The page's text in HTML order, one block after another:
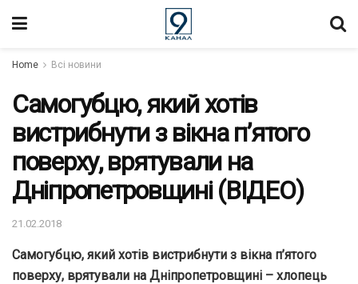
Home Всі новини
Самогубцю, який хотів
вистрибнути з вікна п’ятого
поверху, врятували на
Дніпропетровщині (ВІДЕО)
21.02.2018
Самогубцю, який хотів вистрибнути з вікна п’ятого
поверху, врятували на Дніпропетровщині – хлопець